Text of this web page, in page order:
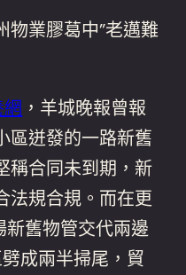
物業膠葛中”老邁難
，羊城晚報曾報
區迸發的一路新舊
稱合同未到期，新
法規合規。而在更
舊物管交代兩邊
成兩半掃尾，貿